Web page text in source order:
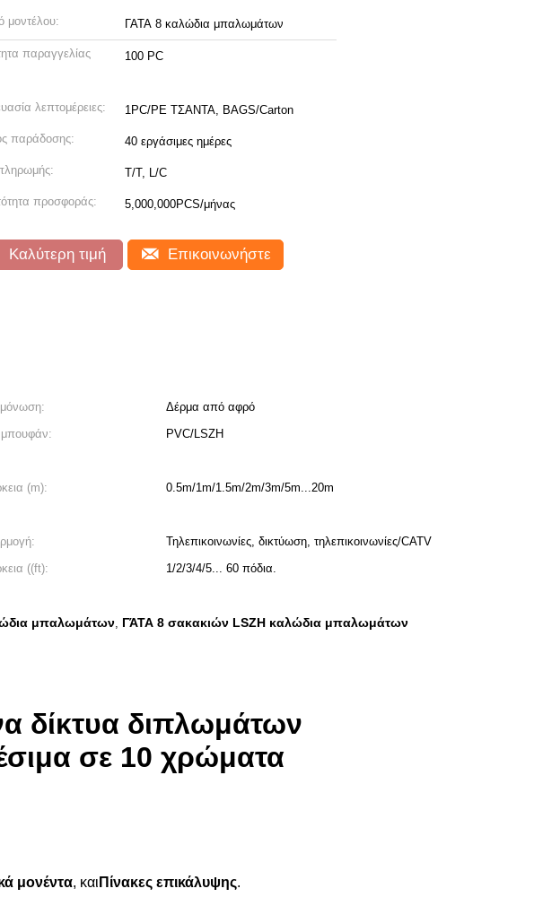
μοντέλου: ΓΑΤΑ 8 καλώδια μπαλωμάτων
παραγγελίας
100 PC
λεπτομέρειες: 1PC/PE ΤΣΑΝΤΑ, BAGS/Carton
παράδοσης: 40 εργάσιμες ημέρες
T/T, L/C
προσφοράς: 5,000,000PCS/μήνας
Καλύτερη τιμή Επικοινωνήστε
Δέρμα από αφρό
PVC/LSZH
(m): 0.5m/1m/1.5m/2m/3m/5m...20m
Τηλεπικοινωνίες, δικτύωση, τηλεπικοινωνίες/CATV
((ft):
1/2/3/4/5... 60 πόδια.
μπαλωμάτων, ΓΆΤΑ 8 σακακιών LSZH καλώδια μπαλωμάτων
δίκτυα διπλωμάτων
σε 10 χρώματα
μονέντα, και Πίνακες επικάλυψης.